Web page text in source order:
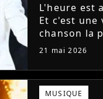
L'heure est
Et c'est une
chanson la
compétition
21 mai 2026
MUSIQUE